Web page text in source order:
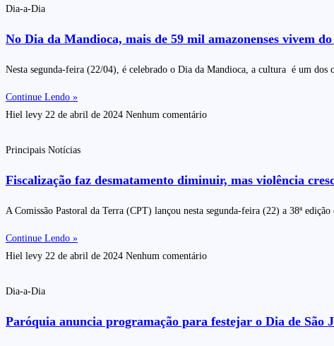
Dia-a-Dia
No Dia da Mandioca, mais de 59 mil amazonenses vivem
Nesta segunda-feira (22/04), é celebrado o Dia da Mandioca, a cultura é um
Continue Lendo »
Hiel levy 22 de abril de 2024 Nenhum comentário
Principais Notícias
Fiscalização faz desmatamento diminuir, mas violência
A Comissão Pastoral da Terra (CPT) lançou nesta segunda-feira (22) a 38ª
Continue Lendo »
Hiel levy 22 de abril de 2024 Nenhum comentário
Dia-a-Dia
Paróquia anuncia programação para festejar o Dia de São